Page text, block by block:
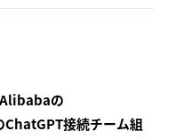
Is Up 6.1%
Singh as Chief
AI-driven features.